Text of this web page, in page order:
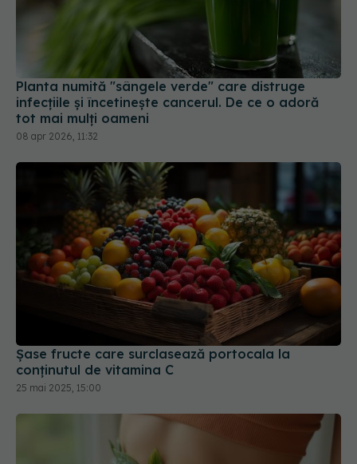
Planta numită "sângele verde" care distruge
infecțiile și încetinește cancerul. De ce o adoră
tot mai mulți oameni
08 apr 2026, 11:32
Șase fructe care surclasează portocala la
conținutul de vitamina C
25 mai 2025, 15:00